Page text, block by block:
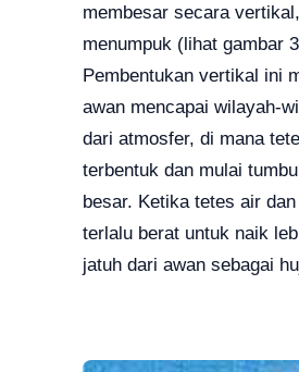
membesar secara
menumpuk (lihat gambar
Pembentukan vertikal ini
awan mencapai wilayah-
dari atmosfer, di mana
terbentuk dan mulai
besar. Ketika tetes air
terlalu berat untuk naik
jatuh dari awan sebagai